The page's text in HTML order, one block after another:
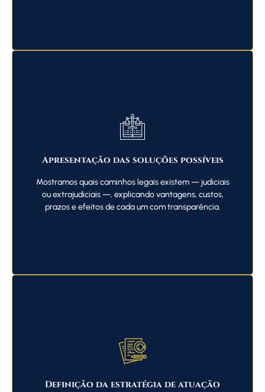
Apresentação das soluções possíveis
Mostramos quais caminhos legais existem — judiciais
ou extrajudiciais —, explicando vantagens, custos,
prazos e efeitos de cada um com transparência.
Definição da estratégia de atuação